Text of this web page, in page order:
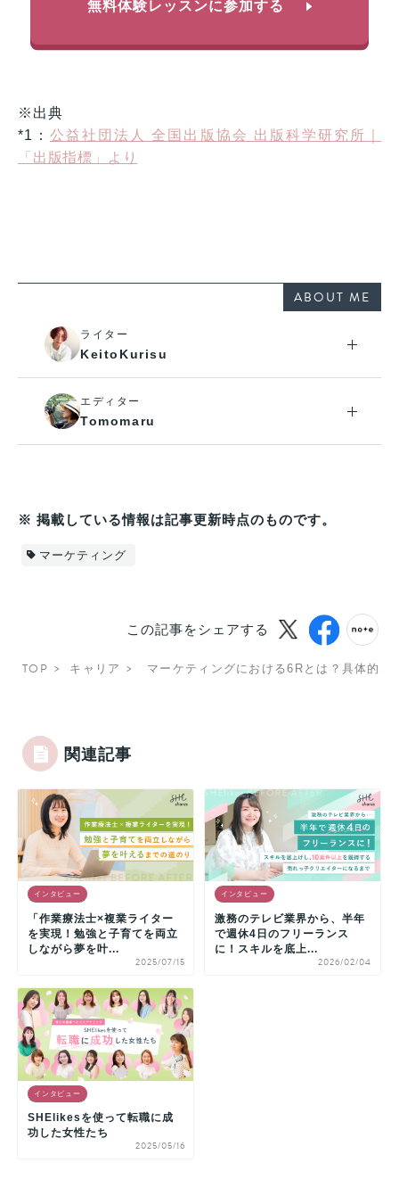
無料体験レッスンに参加する
※出典
*1： 公益社団法人 全国出版協会 出版科学研究所｜
「出版指標」より
ABOUT ME
ライター
KeitoKurisu
エディター
Tomomaru
※ 掲載している情報は記事更新時点のものです。
マーケティング
この記事をシェアする
TOP キャリア マーケティングにおける6Rとは？具体的
関連記事
インタビュー
「作業療法士×複業ライター
を実現！勉強と子育てを両立
しながら夢を叶...
2025/07/15
インタビュー
激務のテレビ業界から、半年
で週休4日のフリーランス
に！スキルを底上...
2026/02/04
インタビュー
SHElikesを使って転職に成
功した女性たち
2025/05/16